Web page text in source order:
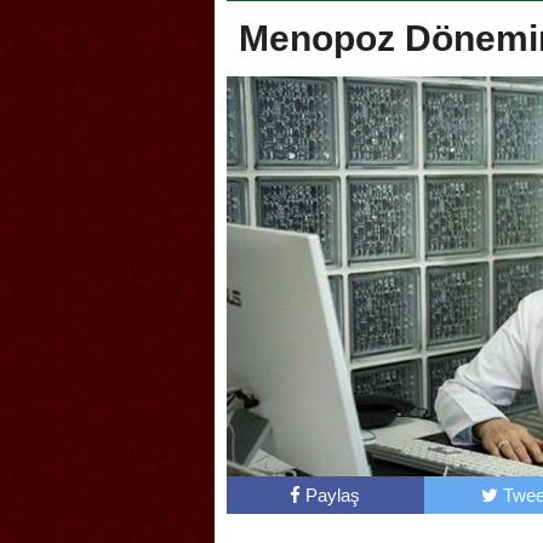
Menopoz
Paylaş
Akçakoca, Geleneksel Türk Okçuluğu
Şampiyonası’na ev sahipliği yapıyor
Askerlik